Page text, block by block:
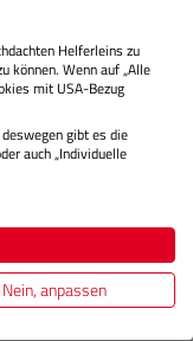
Regulärer
Helferleins zu
können. Wenn auf „Alle
mit USA-Bezug
gibt es die
auch „Individuelle
Nein, anpassen